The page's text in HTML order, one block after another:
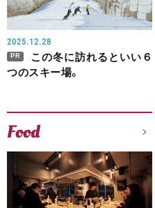
2025.12.28
PR
この冬に訪れるといい６
つのスキー場。
Food